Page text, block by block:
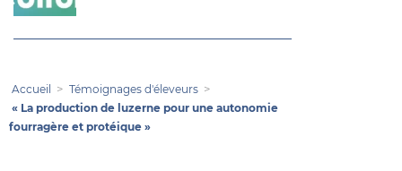
Accueil
Témoignages d'éleveurs
« La production de luzerne pour une autonomie
fourragère et protéique »